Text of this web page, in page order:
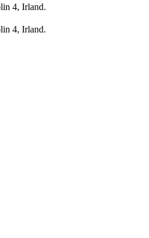
4, Irland.
4, Irland.